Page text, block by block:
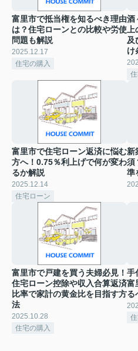
富里市で抵当権を知るべき理由
は？住宅ローンとの比較や労使
問題も解説
2025.12.17
住宅の購入
酒
及
け
富里市で住宅ローン返済に悩む
方へ！0.75％利上げで何が変わ
るか解説
2025.12.14
住宅ローン
新
須
準
富里市で戸建を買う夫婦必見！
住宅ローン控除や収入合算返済
比率で家計の黄金比を目指す方
法
2025.10.28
住宅の購入
手
富
る